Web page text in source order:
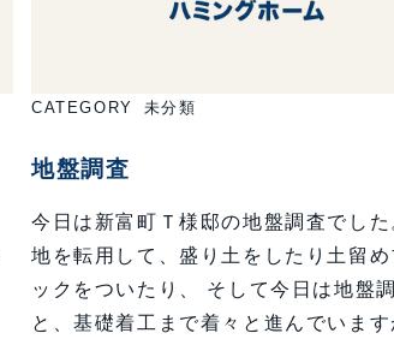
CATEGORY 未分類
地盤調査
今日は新富町Ｔ様邸の地盤調査でした
地を転用して、盛り土をしたり土留め
ックをついたり、 そして今日は地盤
と、基礎着工まで着々と進んでいます